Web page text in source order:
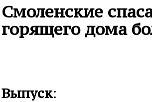
Смоленские
горящего дома
Выпуск: